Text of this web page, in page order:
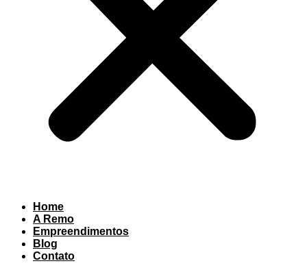
Home
A Remo
Empreendimentos
Blog
Contato